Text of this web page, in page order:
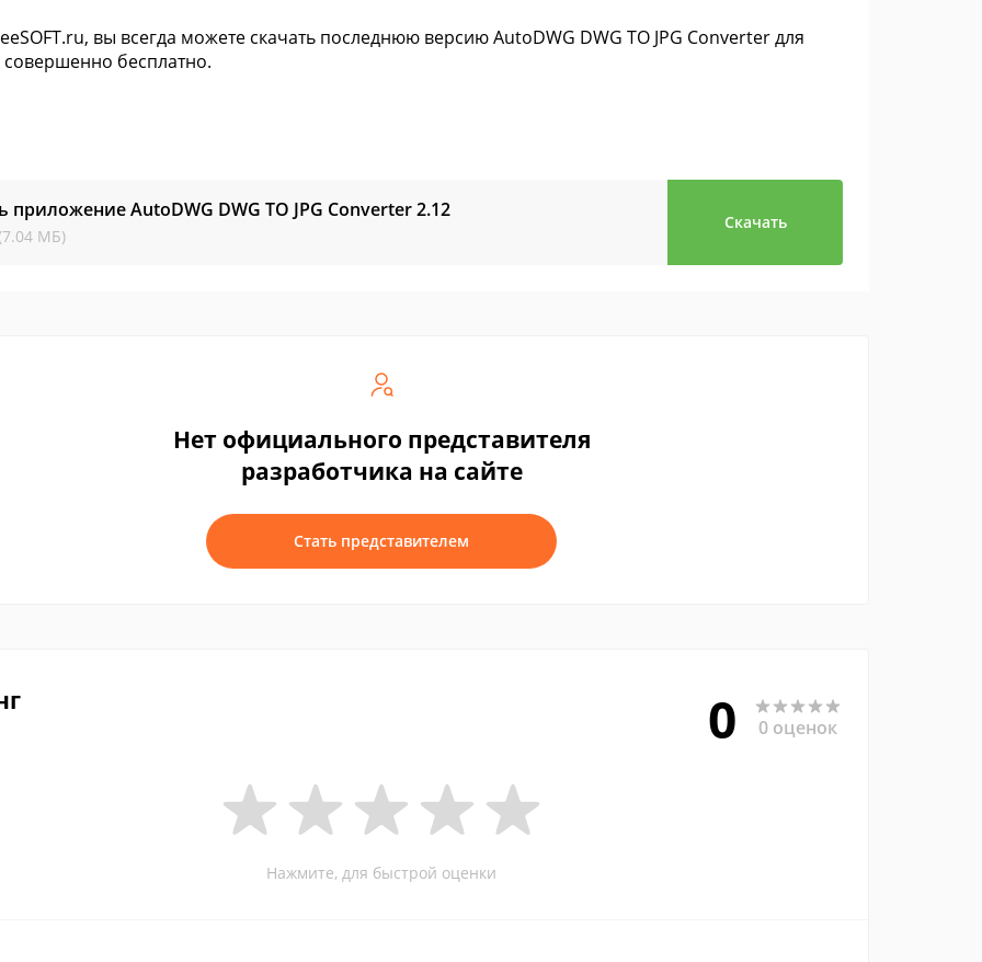
вы всегда можете скачать последнюю версию AutoDWG DWG TO JPG Converter для
бесплатно.
приложение AutoDWG DWG TO JPG Converter2.12
МБ)
Скачать
Нет официального представителя
разработчика на сайте
Стать представителем
0 0 оценок
Нажмите, для быстрой оценки